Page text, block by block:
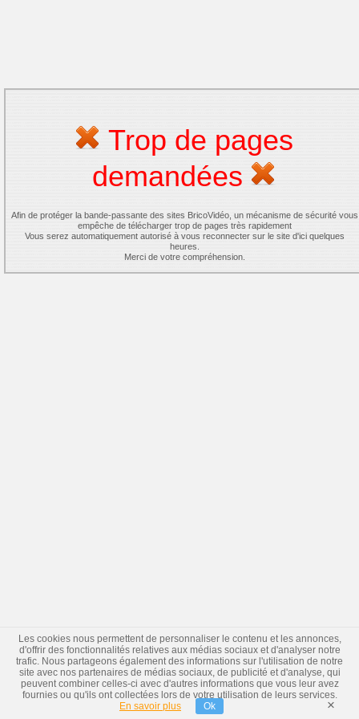
Trop de pages
demandées
Afin de protéger la bande-passante des sites BricoVidéo, un mécanisme de sécurité vous
empêche de télécharger trop de pages très rapidement
Vous serez automatiquement autorisé à vous reconnecter sur le site d'ici quelques
heures.
Merci de votre compréhension.
Les cookies nous permettent de personnaliser le contenu et les annonces,
d'offrir des fonctionnalités relatives aux médias sociaux et d'analyser notre
trafic. Nous partageons également des informations sur l'utilisation de notre
site avec nos partenaires de médias sociaux, de publicité et d'analyse, qui
peuvent combiner celles-ci avec d'autres informations que vous leur avez
fournies ou qu'ils ont collectées lors de votre utilisation de leurs services.
En savoir plus
Ok ×